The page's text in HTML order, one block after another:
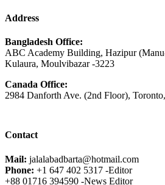
Address
Bangladesh Office:
ABC Academy Building, Hazipur
Kulaura, Moulvibazar -3223
Canada Office:
2984 Danforth Ave. (2nd Floor),
Contact
Mail: jalalabadbarta@hotmail.com
Phone: +1 647 402 5317 -Editor
+88 01716 394590 -News Editor